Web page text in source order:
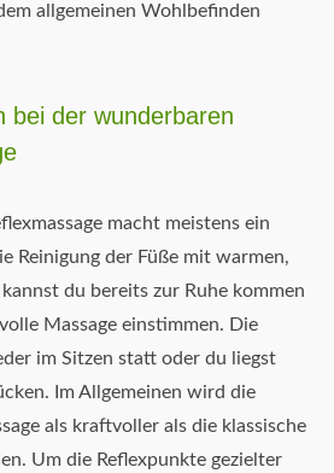
allgemeinen Wohlbefinden
bei der wunderbaren
macht meistens ein
Reinigung der Füße mit warmen,
du bereits zur Ruhe kommen
Massage einstimmen. Die
im Sitzen statt oder du liegst
Im Allgemeinen wird die
als kraftvoller als die klassische
Um die Reflexpunkte gezielter